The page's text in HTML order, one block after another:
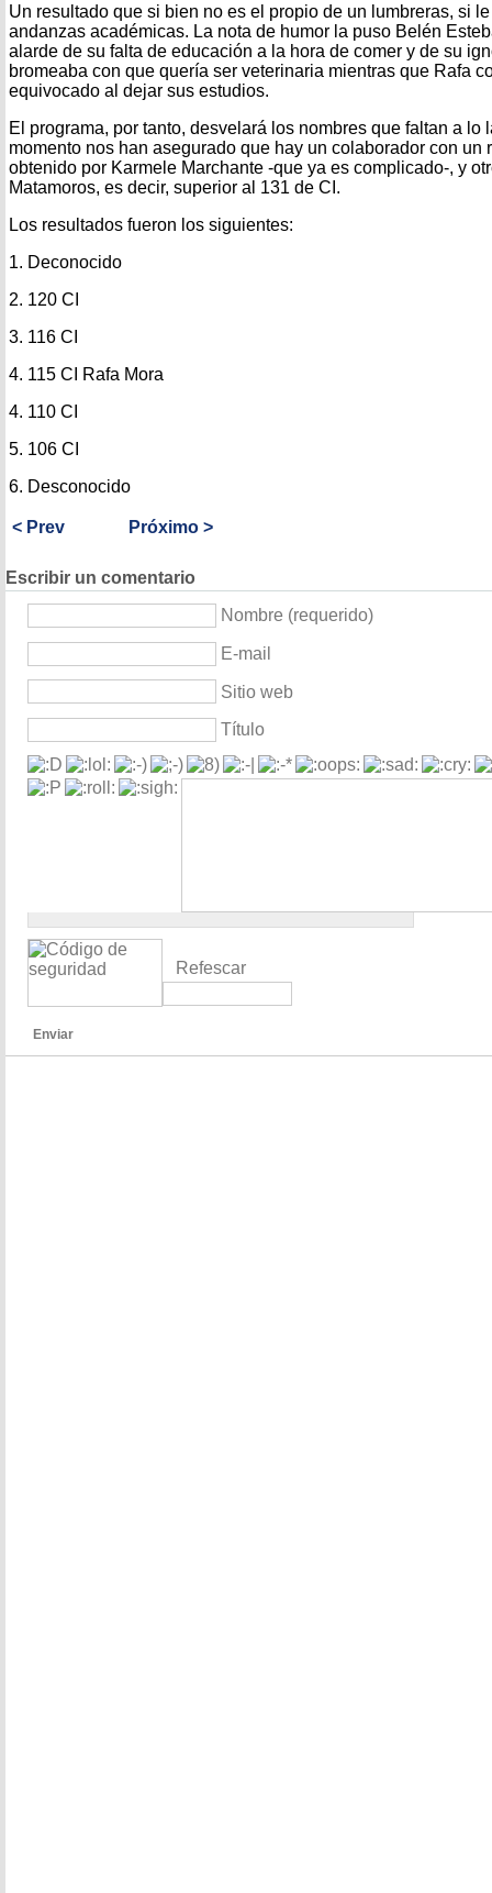
Un resultado que si bien no es el propio de un lumbreras, si
andanzas académicas. La nota de humor la puso Belén
alarde de su falta de educación a la hora de comer y de su
bromeaba con que quería ser veterinaria mientras que Rafa
equivocado al dejar sus estudios.
El programa, por tanto, desvelará los nombres que faltan a lo
momento nos han asegurado que hay un colaborador con un
obtenido por Karmele Marchante -que ya es complicado-, y
Matamoros, es decir, superior al 131 de CI.
Los resultados fueron los siguientes:
1. Deconocido
2. 120 CI
3. 116 CI
4. 115 CI Rafa Mora
4. 110 CI
5. 106 CI
6. Desconocido
< Prev Próximo >
Escribir un comentario
Nombre (requerido)
E-mail
Sitio web
Título
Refescar
Enviar